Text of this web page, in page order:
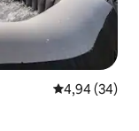
Gemiddelde
4,94 (34)